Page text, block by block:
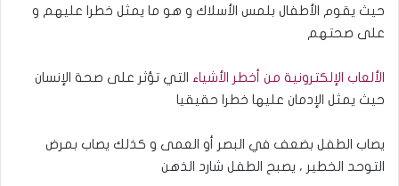
حيث يقوم الأطفال بلمس الأسلاك و هو ما يمثل خطرا عليهم و
على صحتهم
الألعاب الإلكترونية من أخطر الأشياء التي تؤثر على صحة الإنسان
حيث يمثل الإدمان عليها خطرا حقيقيا
يصاب الطفل بضعف في البصر أو العمى و كذلك يصاب بمرض
التوحد الخطير ، يصبح الطفل شارد الذهن